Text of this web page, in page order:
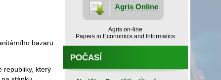
bazaru
republiky, který
Agris Online
Agris on-line
Papers in Economics and Informatics
POČASÍ